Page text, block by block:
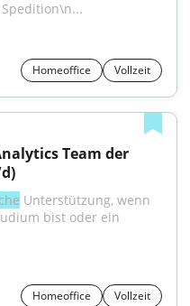
Homeoffice Vollzeit
Team der
Unterstützung, wenn
bist oder ein
Homeoffice
Vollzeit